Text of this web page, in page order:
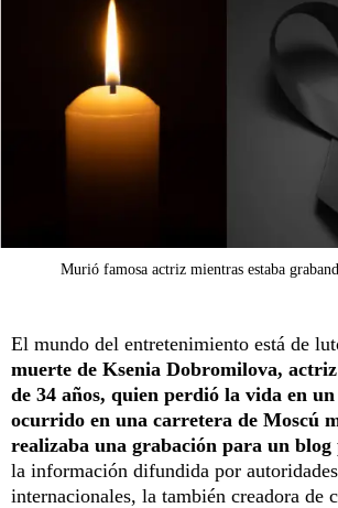
Murió famosa actriz mientras estaba
El mundo del entretenimiento está de
muerte de Ksenia Dobromilova,
de 34 años, quien perdió la vida en
ocurrido en una carretera de Moscú
realizaba una grabación para un blog
la información difundida por
internacionales, la también creadora de